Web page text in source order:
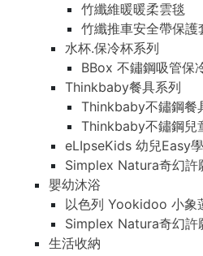
竹纖維暖暖柔雲毯
竹纖推車安全帶保護
水杯.保冷杯系列
BBox 不鏽鋼吸管保
Thinkbaby餐具系列
Thinkbaby不鏽鋼餐
Thinkbaby不鏽鋼兒
eLIpseKids 幼兒Easy
Simplex Natura奇幻許
嬰幼沐浴
以色列 Yookidoo 小象
Simplex Natura奇幻許
生活收納